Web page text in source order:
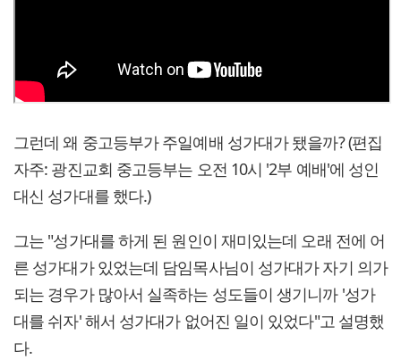
그런데 왜 중고등부가 주일예배 성가대가 됐을까? (편집
자주: 광진교회 중고등부는 오전 10시 '2부 예배'에 성인
대신 성가대를 했다.)
그는 "성가대를 하게 된 원인이 재미있는데 오래 전에 어
른 성가대가 있었는데 담임목사님이 성가대가 자기 의가
되는 경우가 많아서 실족하는 성도들이 생기니까 '성가
대를 쉬자' 해서 성가대가 없어진 일이 있었다"고 설명했
다.